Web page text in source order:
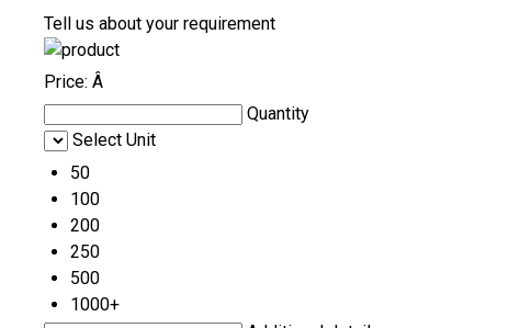
Tell us about your requirement
Price: Â
Quantity
Select Unit
50
100
200
250
500
1000+